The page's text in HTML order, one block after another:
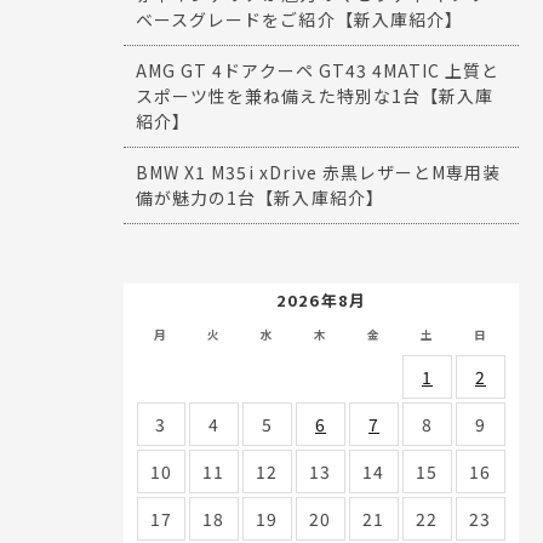
ベースグレードをご紹介【新入庫紹介】
AMG GT 4ドアクーペ GT43 4MATIC 上質と
スポーツ性を兼ね備えた特別な1台【新入庫
紹介】
BMW X1 M35i xDrive 赤黒レザーとM専用装
備が魅力の1台【新入庫紹介】
2026年8月
月 火 水 木 金 土 日
1
2
3
4 5 6 7 8
9
10
11 12 13 14 15
16
17
18 19 20 21 22
23